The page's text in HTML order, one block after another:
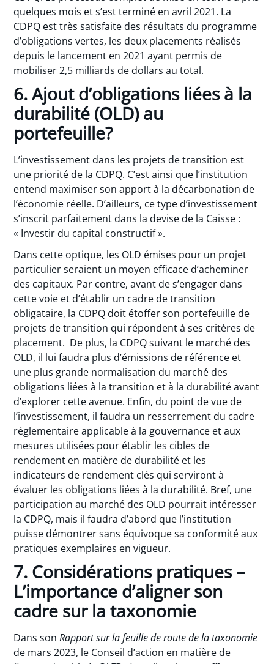
quelques mois et s’est terminé en avril 2021. La
CDPQ est très satisfaite des résultats du programme
d’obligations vertes, les deux placements réalisés
depuis le lancement en 2021 ayant permis de
mobiliser 2,5 milliards de dollars au total.
6. Ajout d’obligations liées à la
durabilité (OLD) au
portefeuille?
L’investissement dans les projets de transition est
une priorité de la CDPQ. C’est ainsi que l’institution
entend maximiser son apport à la décarbonation de
l’économie réelle. D’ailleurs, ce type d’investissement
s’inscrit parfaitement dans la devise de la Caisse :
« Investir du capital constructif ».
Dans cette optique, les OLD émises pour un projet
particulier seraient un moyen efficace d’acheminer
des capitaux. Par contre, avant de s’engager dans
cette voie et d’établir un cadre de transition
obligataire, la CDPQ doit étoffer son portefeuille de
projets de transition qui répondent à ses critères de
placement. De plus, la CDPQ suivant le marché des
OLD, il lui faudra plus d’émissions de référence et
une plus grande normalisation du marché des
obligations liées à la transition et à la durabilité avant
d’explorer cette avenue. Enfin, du point de vue de
l’investissement, il faudra un resserrement du cadre
réglementaire applicable à la gouvernance et aux
mesures utilisées pour établir les cibles de
rendement en matière de durabilité et les
indicateurs de rendement clés qui serviront à
évaluer les obligations liées à la durabilité. Bref, une
participation au marché des OLD pourrait intéresser
la CDPQ, mais il faudra d’abord que l’institution
puisse démontrer sans équivoque sa conformité aux
pratiques exemplaires en vigueur.
7. Considérations pratiques –
L’importance d’aligner son
cadre sur la taxonomie
Dans sonRapport sur la feuille de route de la taxonomie
de mars 2023, le Conseil d’action en matière de